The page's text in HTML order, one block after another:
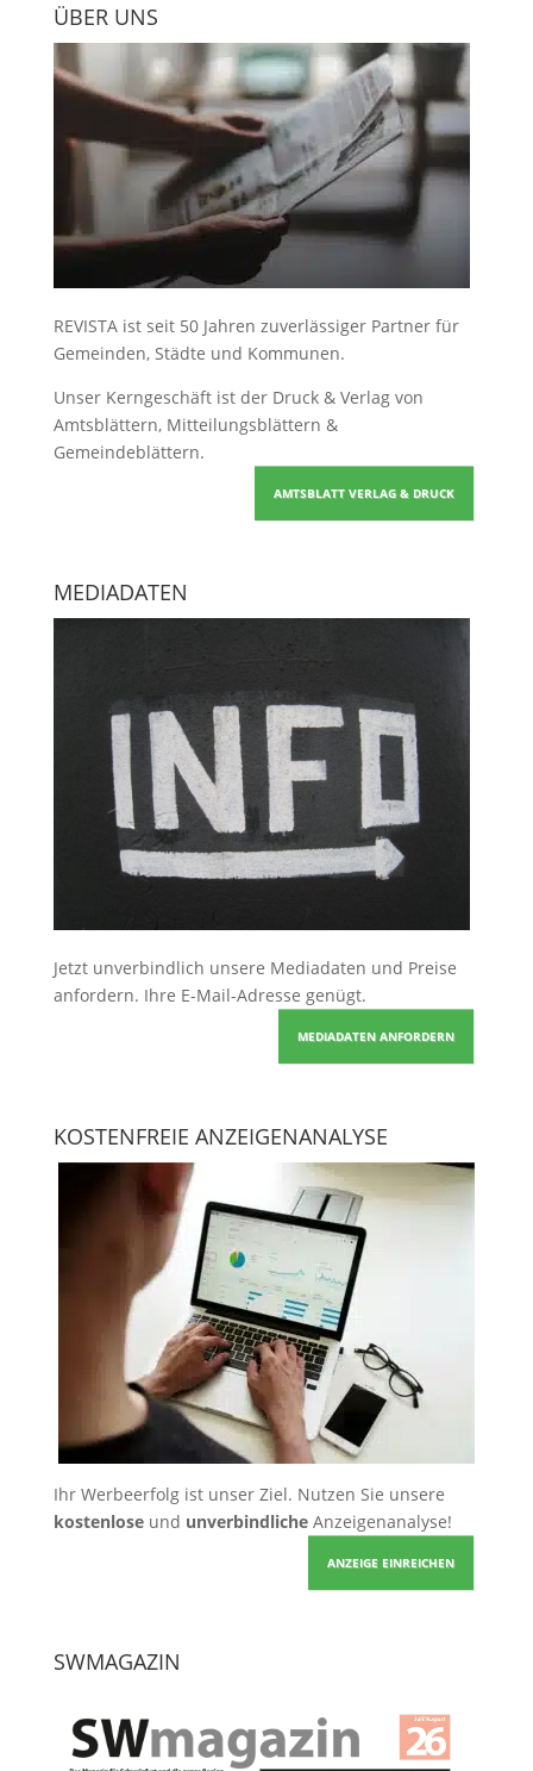
ÜBER UNS
REVISTA ist seit 50 Jahren zuverlässiger Partner für
Gemeinden, Städte und Kommunen.
Unser Kerngeschäft ist der Druck & Verlag von
Amtsblättern, Mitteilungsblättern &
Gemeindeblättern.
AMTSBLATT VERLAG & DRUCK
MEDIADATEN
Jetzt unverbindlich unsere Mediadaten und Preise
anfordern. Ihre E-Mail-Adresse genügt.
MEDIADATEN ANFORDERN
KOSTENFREIE ANZEIGENANALYSE
Ihr Werbeerfolg ist unser Ziel. Nutzen Sie unsere
kostenloseund unverbindlicheAnzeigenanalyse!
ANZEIGE EINREICHEN
SWMAGAZIN